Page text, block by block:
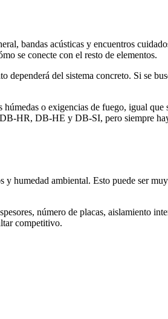
bandas acústicas y encuentros
se conecte con el resto de elementos.
del sistema concreto. Si se
o exigencias de fuego, igual
HR, DB-HE y DB-SI, pero siempre
y humedad ambiental. Esto puede ser
número de placas, aislamiento
competitivo.